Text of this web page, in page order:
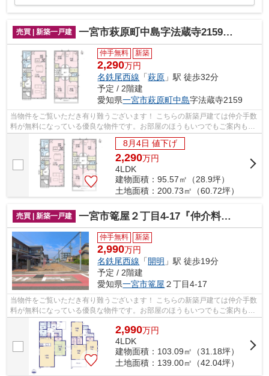
売買 | 新築一戸建 一宮市萩原町中島字法蔵寺2159『仲介料無料』新築戸建て
仲手無料 新築
2,290万円
名鉄尾西線 「萩原 」駅 徒歩32分
予定 / 2階建
愛知県一宮市萩原町中島字法蔵寺2159
当物件をご覧いただき有り難うございます！ こちらの新築戸建ては仲介手数
料が無料になっている優良な物件です。お部屋のほうもいつでもご案内もさ
せて頂きますのでお気軽にお問合せ下...
8月4日 値下げ
2,290万円
4LDK
建物面積：95.57㎡（28.9坪）
土地面積：200.73㎡（60.72坪）
売買 | 新築一戸建 一宮市篭屋２丁目4-17『仲介料無料』新築戸建て
仲手無料 新築
2,990万円
名鉄尾西線 「開明 」駅 徒歩19分
予定 / 2階建
愛知県一宮市篭屋 ２丁目4-17
当物件をご覧いただき有り難うございます！ こちらの新築戸建ては仲介手数
料が無料になっている優良な物件です。お部屋のほうもいつでもご案内もさ
せて頂きますのでお気軽にお問合せ下...
2,990万円
4LDK
建物面積：103.09㎡（31.18坪）
土地面積：139.00㎡（42.04坪）